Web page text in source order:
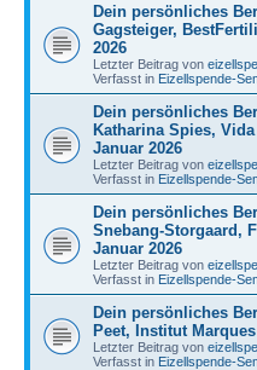
Dein persönliches
Gagsteiger,
2026
Letzter Beitrag von
Verfasst in Eizellspende-
Dein persönliches
Katharina Spies,
Januar 2026
Letzter Beitrag von
Verfasst in Eizellspende-
Dein persönliches
Snebang-Storgaard,
Januar 2026
Letzter Beitrag von
Verfasst in Eizellspende-
Dein persönliches
Peet, Institut
Letzter Beitrag von
Verfasst in Eizellspende-